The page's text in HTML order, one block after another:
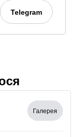
Telegram
Галерея